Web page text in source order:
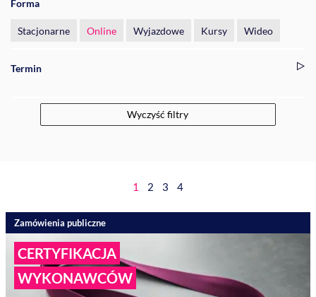
Forma
Stacjonarne Online Wyjazdowe Kursy Wideo
Termin
Wyczyść filtry
1 2 3 4
Zamówienia publiczne
CERTYFIKACJA
WYKONAWCÓW